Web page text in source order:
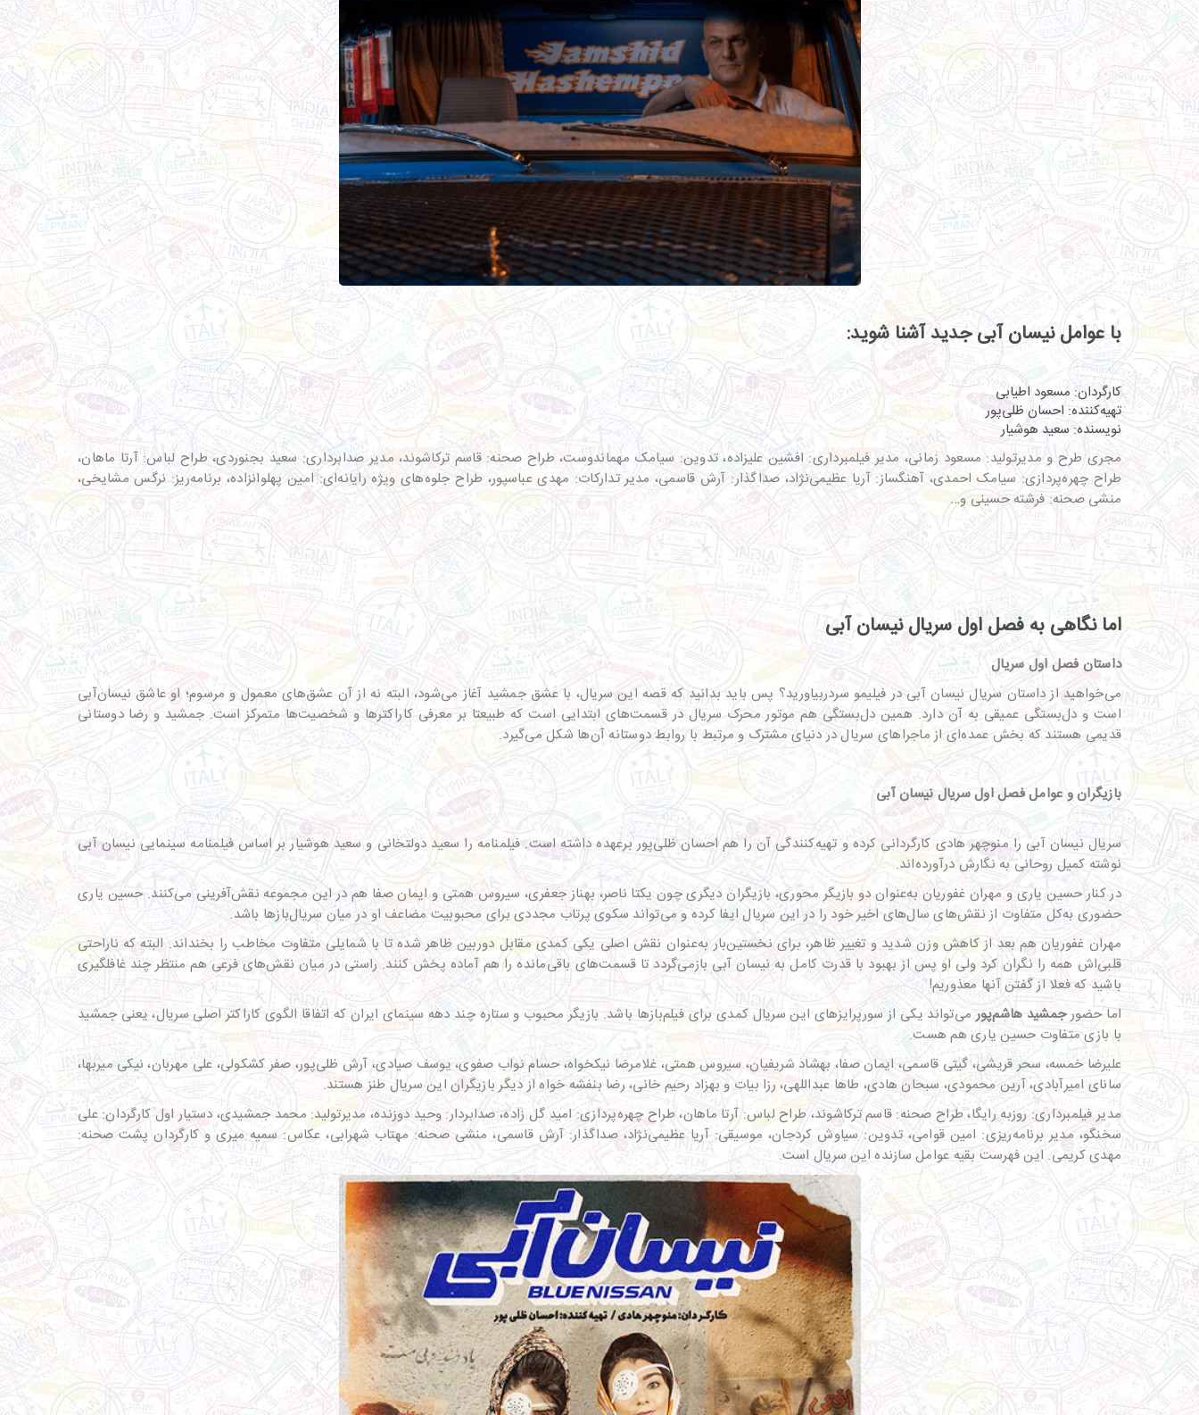
با عوامل نیسان آبی جدید آشنا شوید:
کارگردان: مسعود اطیابی
تهیه‌کننده: احسان ظلی‌پور
نویسنده: سعید هوشیار
مجری طرح و مدیرتولید: مسعود زمانی، مدیر فیلمبرداری: افشین علیزاده، تدوین: سیامک مهماندوست، طراح صحنه: قاسم ترکاشوند، مدیر صدابرداری: سعید بجنوردی، طراح لباس: آرتا ماهان،
طراح چهره‌پردازی: سیامک احمدی، آهنگساز: آریا عظیمی‌نژاد، صداگذار: آرش قاسمی، مدیر تدارکات: مهدی عباسپور، طراح جلوه‌های ویژه رایانه‌ای: امین پهلوانزاده، برنامه‌ریز: نرگس مشایخی،
منشی صحنه: فرشته حسینی و…
اما نگاهی به فصل اول سریال نیسان آبی
داستان فصل اول سریال
می‌خواهید از داستان سریال نیسان آبی در فیلیمو سردربیاورید؟ پس باید بدانید که قصه این سریال، با عشق جمشید آغاز می‌شود، البته نه از آن عشق‌های معمول و مرسوم؛ او عاشق نیسان‌آبی
است و دل‌بستگی عمیقی به آن دارد. همین دل‌بستگی هم موتور محرک سریال در قسمت‌های ابتدایی است که طبیعتا بر معرفی کاراکترها و شخصیت‌ها متمرکز است. جمشید و رضا دوستانی
قدیمی هستند که بخش عمده‌ای از ماجراهای سریال در دنیای مشترک و مرتبط با روابط دوستانه آن‌ها شکل می‌گیرد.
بازیگران و عوامل فصل اول سریال نیسان آبی
سریال نیسان آبی را منوچهر هادی کارگردانی کرده و تهیه‌کنندگی آن را هم احسان ظلی‌پور برعهده داشته است. فیلمنامه را سعید دولتخانی و سعید هوشیار بر اساس فیلمنامه سینمایی نیسان آبی
نوشته کمیل روحانی به نگارش درآورده‌اند.
در کنار حسین یاری و مهران غفوریان به‌عنوان دو بازیگر محوری، بازیگران دیگری چون یکتا ناصر، بهناز جعفری،‌ سیروس همتی و ایمان صفا هم در این مجموعه نقش‌آفرینی می‌کنند. حسین یاری
حضوری به‌کل متفاوت از نقش‌های سال‌های اخیر خود را در این سریال ایفا کرده و می‌تواند سکوی پرتاب مجددی برای محبوبیت مضاعف او در میان سریال‌بازها باشد.
مهران غفوریان هم بعد از کاهش وزن شدید و تغییر ظاهر، برای نخستین‌بار به‌عنوان نقش اصلی یکی کمدی مقابل دوربین ظاهر شده تا با شمایلی متفاوت مخاطب را بخنداند. البته که ناراحتی
قلبی‌اش همه را نگران کرد ولی او پس از بهبود با قدرت کامل به نیسان آبی بازمی‌گردد تا قسمت‌های باقی‌مانده را هم آماده پخش کنند. راستی در میان نقش‌های فرعی هم منتظر چند غافلگیری
باشید که فعلا از گفتن آنها معذوریم!
اما حضورجمشید هاشم‌پورمی‌تواند یکی از سورپرایزهای این سریال کمدی برای فیلم‌بازها باشد. بازیگر محبوب و ستاره چند دهه سینمای ایران که اتفاقا الگوی کاراکتر اصلی سریال، یعنی جمشید
با بازی متفاوت حسین یاری هم هست.
علیرضا خمسه، سحر قریشی، گیتی قاسمی، ایمان صفا، بهشاد شریفیان، سیروس همتی، غلامرضا نیکخواه، حسام نواب صفوی، یوسف صیادی، آرش ظلی‌پور، صفر کشکولی، علی مهربان، نیکی میربها،
سانای امیرآبادی، آرین محمودی، سبحان هادی، طاها عبداللهی، رزا بیات و بهزاد رحیم خانی، رضا بنفشه خواه از دیگر بازیگران این سریال طنز هستند.
مدیر فیلمبرداری: روزبه رایگا، طراح صحنه: قاسم ترکاشوند، طراح لباس: آرتا ماهان، طراح چهره‌پردازی: امید گل زاده، صدابردار: وحید دوزنده، مدیرتولید: محمد جمشیدی، دستیار اول کارگردان: علی
سخنگو، مدیر برنامه‌ریزی: امین قوامی، تدوین: سیاوش کردجان، موسیقی: آریا عظیمی‌نژاد، صداگذار: آرش قاسمی، منشی صحنه: مهتاب شهرابی، عکاس: سمیه میری و کارگردان پشت صحنه:
مهدی کریمی. این فهرست بقیه عوامل سازنده این سریال است.